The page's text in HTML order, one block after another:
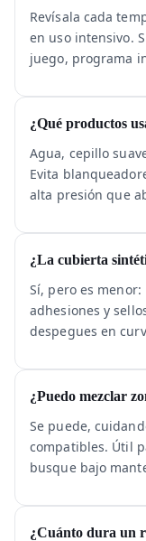
Revísala cada
en uso intensivo.
juego, programa
¿Qué productos
Agua, cepillo
Evita
alta presión que
¿La cubierta
Sí, pero es
adhesiones y
despegues en
¿Puedo mezclar
Se puede,
compatibles. Útil
busque bajo
¿Cuánto dura un